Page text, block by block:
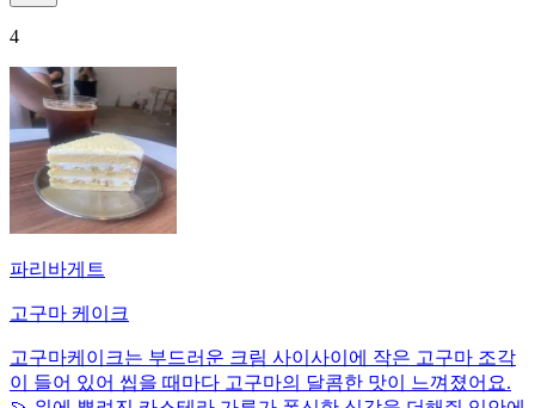
4
파리바게트
고구마 케이크
고구마케이크는 부드러운 크림 사이사이에 작은 고구마 조각
이 들어 있어 씹을 때마다 고구마의 달콤한 맛이 느껴졌어요.